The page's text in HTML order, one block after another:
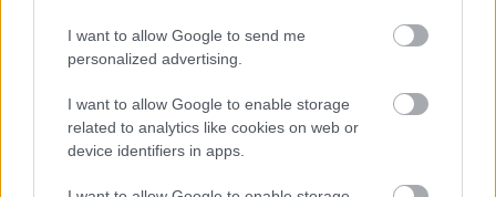
I want to allow Google to send me
personalized advertising.
I want to allow Google to enable storage
related to analytics like cookies on web or
device identifiers in apps.